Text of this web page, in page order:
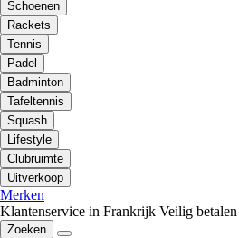
Schoenen
Rackets
Tennis
Padel
Badminton
Tafeltennis
Squash
Lifestyle
Clubruimte
Uitverkoop
Merken
Klantenservice in Frankrijk Veilig betalen
Zoeken